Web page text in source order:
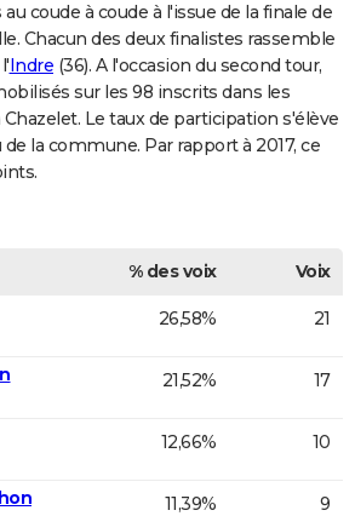
coude à coude à l'issue de la finale de
Chacun des deux finalistes rassemble
Indre (36). A l'occasion du second tour,
sur les 98 inscrits dans les
Le taux de participation s'élève
la commune. Par rapport à 2017, ce
% des voix
Voix
26,58% 21
21,52% 17
12,66% 10
11,39% 9